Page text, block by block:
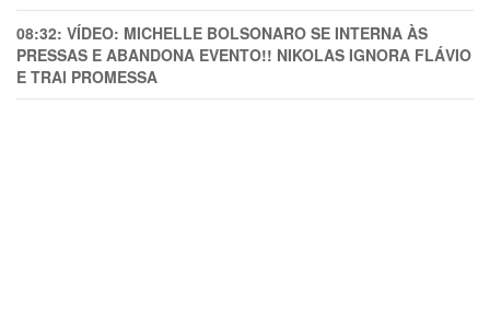
08:32: VÍDEO: MICHELLE BOLSONARO SE INTERNA ÀS
PRESSAS E ABANDONA EVENTO!! NIKOLAS IGNORA FLÁVIO
E TRAl PROMESSA